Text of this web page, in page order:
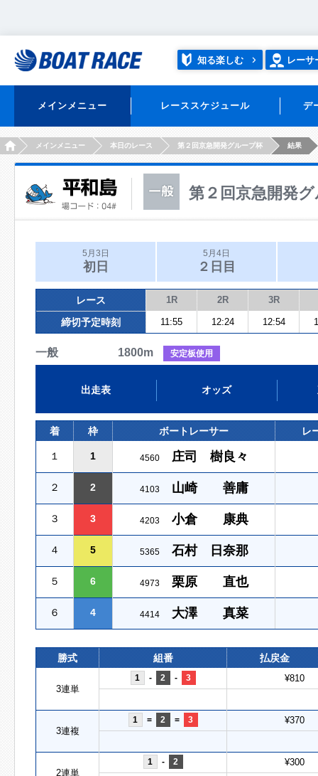
知る楽しむ レーサ
メインメニュー レーススケジュール デ
HOMEメインメニュー 本日のレース 第２回京急開発グループ杯 結果
第２回京急開発
5月3日
初日
5月4日
２日目
レース 1R 2R 3R
締切予定時刻 11:55 12:24 12:54
一般 1800m 安定板使用
出走表 オッズ
着 枠 ボートレーサー レ
１ 1 4560 庄司 樹良々
２ 2 4103 山崎 善庸
３ 3 4203 小倉 康典
４ 5 5365 石村 日奈那
５ 6 4973 栗原 直也
６ 4 4414 大澤 真菜
勝式 組番 払戻金
3連単
1 - 2 - 3 ¥810
3連複
1 = 2 = 3 ¥370
2連単
1 - 2 ¥300